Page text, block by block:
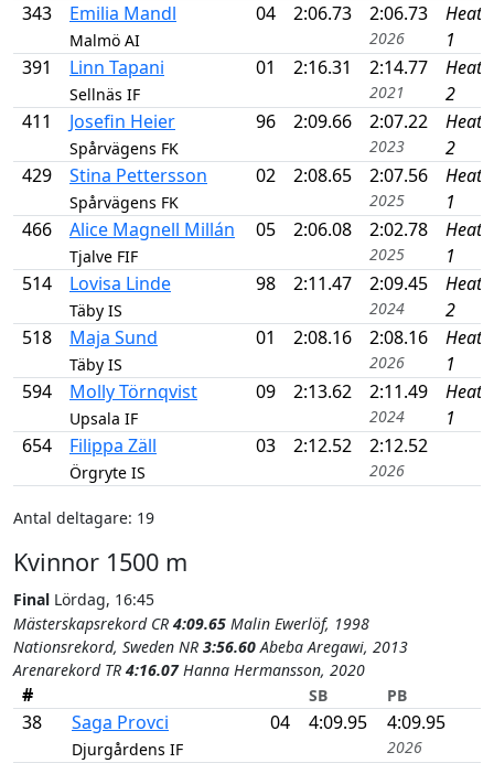
343
Emilia Mandl
Malmö AI
04 2:06.73 2:06.73
2026
Heat
1
391
Linn Tapani
Sellnäs IF
01 2:16.31 2:14.77
2021
Heat
2
411
Josefin Heier
Spårvägens FK
96 2:09.66 2:07.22
2023
Heat
2
429
Stina Pettersson
Spårvägens FK
02 2:08.65 2:07.56
2025
Heat
1
466
Alice Magnell Millán
Tjalve FIF
05 2:06.08 2:02.78
2025
Heat
1
514
Lovisa Linde
Täby IS
98 2:11.47 2:09.45
2024
Heat
2
518
Maja Sund
Täby IS
01 2:08.16 2:08.16
2026
Heat
1
594
Molly Törnqvist
Upsala IF
09 2:13.62 2:11.49
2024
Heat
1
654
Filippa Zäll
Örgryte IS
03 2:12.52 2:12.52
2026
Antal deltagare: 19
Kvinnor 1500 m
Final Lördag, 16:45
Mästerskapsrekord CR 4:09.65 Malin Ewerlöf, 1998
Nationsrekord, Sweden NR 3:56.60Abeba Aregawi, 2013
Arenarekord TR 4:16.07Hanna Hermansson, 2020
# SB PB
38 Saga Provci
Djurgårdens IF
04 4:09.95 4:09.95
2026